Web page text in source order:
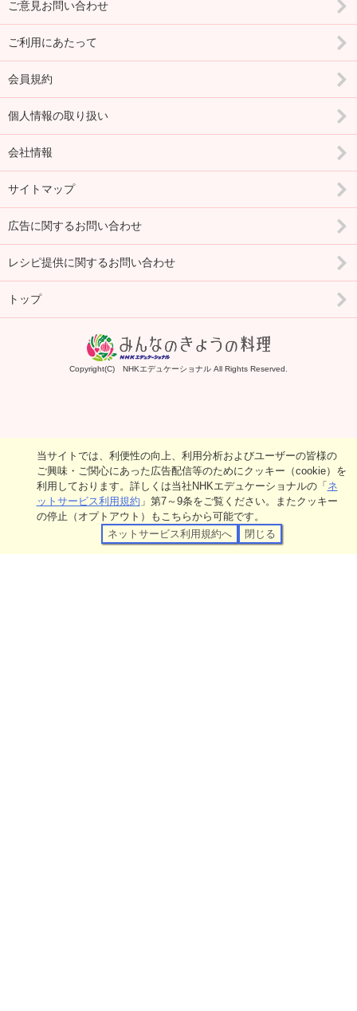
ご意見お問い合わせ
ご利用にあたって
会員規約
個人情報の取り扱い
会社情報
サイトマップ
広告に関するお問い合わせ
レシピ提供に関するお問い合わせ
トップ
Copyright(C) NHKエデュケーショナル All Rights Reserved.
当サイトでは、利便性の向上、利用分析およびユーザーの皆様の
ご興味・ご関心にあった広告配信等のためにクッキー（cookie）を
利用しております。詳しくは当社NHKエデュケーショナルの「ネ
ットサービス利用規約 」第7～9条をご覧ください。またクッキー
の停止（オプトアウト）もこちらから可能です。
ネットサービス利用規約へ
閉じる